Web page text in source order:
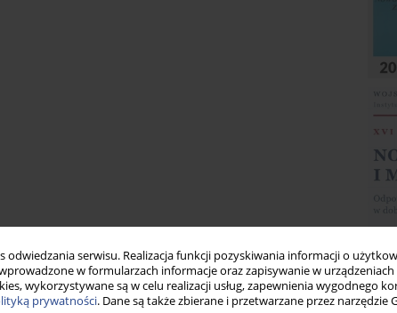
serwisu. Realizacja funkcji pozyskiwania informacji o
w formularzach informacje oraz zapisywanie w
wykorzystywane są w celu realizacji usług, zapewnienia wygodnego
prywatności. Dane są także zbierane i przetwarzane przez narzędzie